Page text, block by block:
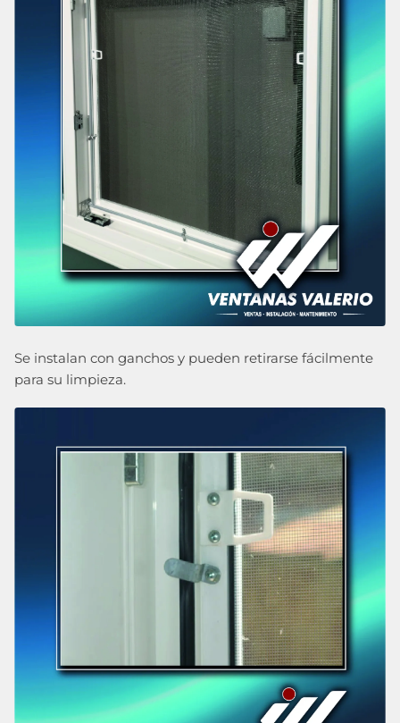
Se instalan con ganchos y pueden retirarse fácilmente
para su limpieza.